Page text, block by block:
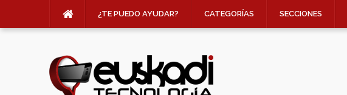
¿TE PUEDO AYUDAR? CATEGORÍAS SECCIONES